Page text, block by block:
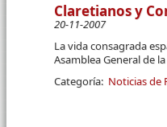
Claretianos y
20-11-2007
La vida consagrada
Asamblea General de
Categoría: Noticias de